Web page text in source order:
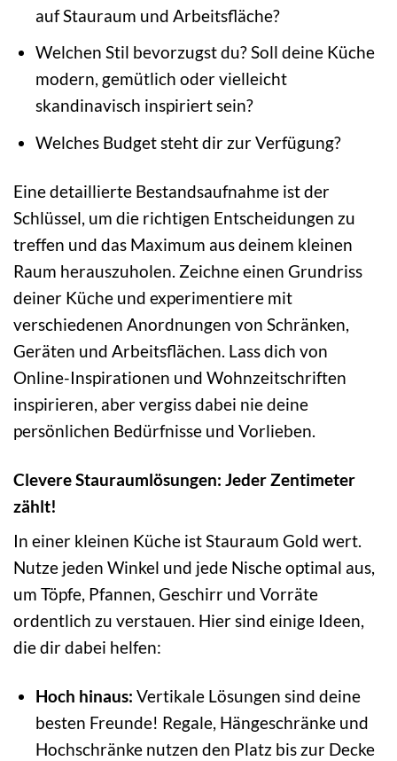
auf Stauraum und Arbeitsfläche?
Welchen Stil bevorzugst du? Soll deine Küche
modern, gemütlich oder vielleicht
skandinavisch inspiriert sein?
Welches Budget steht dir zur Verfügung?
Eine detaillierte Bestandsaufnahme ist der
Schlüssel, um die richtigen Entscheidungen zu
treffen und das Maximum aus deinem kleinen
Raum herauszuholen. Zeichne einen Grundriss
deiner Küche und experimentiere mit
verschiedenen Anordnungen von Schränken,
Geräten und Arbeitsflächen. Lass dich von
Online-Inspirationen und Wohnzeitschriften
inspirieren, aber vergiss dabei nie deine
persönlichen Bedürfnisse und Vorlieben.
Clevere Stauraumlösungen: Jeder Zentimeter
zählt!
In einer kleinen Küche ist Stauraum Gold wert.
Nutze jeden Winkel und jede Nische optimal aus,
um Töpfe, Pfannen, Geschirr und Vorräte
ordentlich zu verstauen. Hier sind einige Ideen,
die dir dabei helfen:
Hoch hinaus: Vertikale Lösungen sind deine
besten Freunde! Regale, Hängeschränke und
Hochschränke nutzen den Platz bis zur Decke